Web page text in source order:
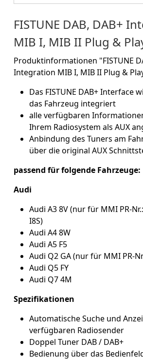
FISTUNE DAB, DAB+
MIB I, MIB II Plug &
Produktinformationen "FISTUNE
Integration MIB I, MIB II Plug &
Das FISTUNE DAB+ Interface
das Fahrzeug integriert
alle verfügbaren
Ihrem Radiosystem als AUX
Anbindung des Tuners am
über die original AUX
passend für folgende Fahrzeuge:
Audi
Audi A3 8V (nur für MMI PR-
I8S)
Audi A4 8W
Audi A5 F5
Audi Q2 GA (nur für MMI PR-
Audi Q5 FY
Audi Q7 4M
Spezifikationen
Automatische Suche und
verfügbaren Radiosender
Doppel Tuner DAB / DAB+
Bedienung über das